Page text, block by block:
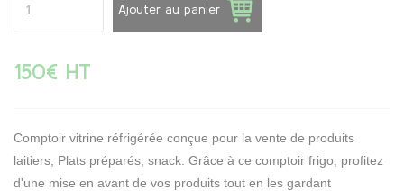
Ajouter au panier
150€ HT
Comptoir vitrine réfrigérée conçue pour la vente de produits
laitiers, Plats préparés, snack. Grâce à ce comptoir frigo, profitez
d'une mise en avant de vos produits tout en les gardant